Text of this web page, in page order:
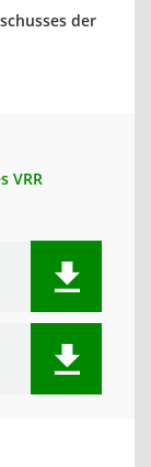
der
VRR